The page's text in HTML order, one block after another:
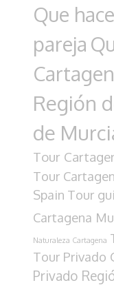
Que
pareja
Región
de
Tour
Tour
Spain Tour
Cartagena
Naturaleza Cartagena
Tour Privado
Privado